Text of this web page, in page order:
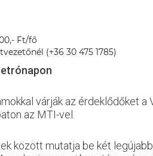
Ft/fő
(+36 30 475 1785)
várják az érdeklődőket a
az MTI-vel.
között mutatja be két